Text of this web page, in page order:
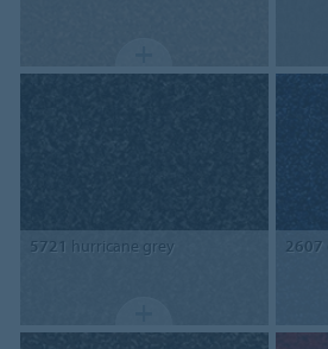
5721 hurricane grey 2607